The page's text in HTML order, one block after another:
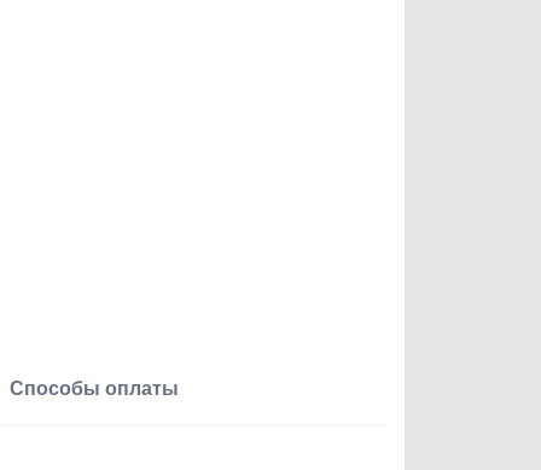
Способы оплаты